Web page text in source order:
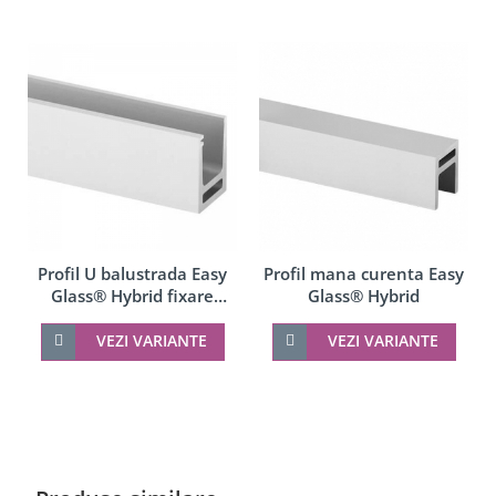
Profil U balustrada Easy
Glass® Hybrid fixare
pardoseala
VEZI VARIANTE
Profil mana curenta Easy
Glass® Hybrid
VEZI VARIANTE